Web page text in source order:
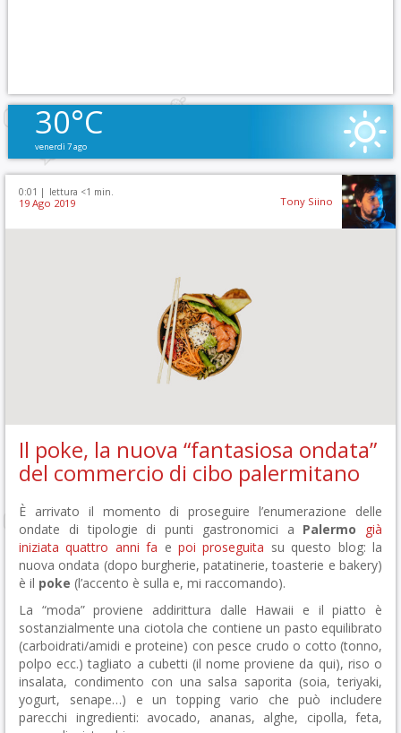
30°C
venerdì 7 ago
0:01 | lettura <1 min.
19 Ago 2019 Tony Siino
Il poke, la nuova “fantasiosa ondata”
del commercio di cibo palermitano
È arrivato il momento di proseguire l’enumerazione delle
ondate di tipologie di punti gastronomici a Palermo
già
iniziata quattro anni fa epoi proseguita su questo blog: la
nuova ondata (dopo burgherie, patatinerie, toasterie e bakery)
è il poke (l’accento è sulla e, mi raccomando).
La “moda” proviene addirittura dalle Hawaii e il piatto è
sostanzialmente una ciotola che contiene un pasto equilibrato
(carboidrati/amidi e proteine) con pesce crudo o cotto (tonno,
polpo ecc.) tagliato a cubetti (il nome proviene da qui), riso o
insalata, condimento con una salsa saporita (soia, teriyaki,
yogurt, senape…) e un topping vario che può includere
parecchi ingredienti: avocado, ananas, alghe, cipolla, feta,